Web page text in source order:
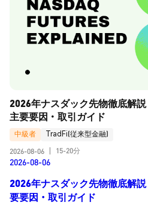
2026年ナスダック先物徹底解
主要要因・取引ガイド
中級者
TradFi(従来型金融)
2026-08-06
15-20分
2026-08-06
2026年ナスダック先物徹底解
要要因・取引ガイド